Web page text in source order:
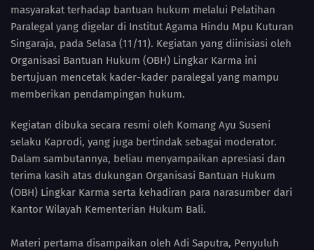
masyarakat terhadap bantuan hukum melalui Pelatihan
Paralegal yang digelar di Institut Agama Hindu Mpu Kuturan
Singaraja, pada Selasa (11/11). Kegiatan yang diinisiasi oleh
Organisasi Bantuan Hukum (OBH) Lingkar Karma ini
bertujuan mencetak kader-kader paralegal yang mampu
memberikan pendampingan hukum.
Kegiatan dibuka secara resmi oleh Komang Ayu Suseni
selaku Kaprodi, yang juga bertindak sebagai moderator.
Dalam sambutannya, beliau menyampaikan apresiasi dan
terima kasih atas dukungan Organisasi Bantuan Hukum
(OBH) Lingkar Karma serta kehadiran para narasumber dari
Kantor Wilayah Kementerian Hukum Bali.
Materi pertama disampaikan oleh Adi Saputra, Penyuluh